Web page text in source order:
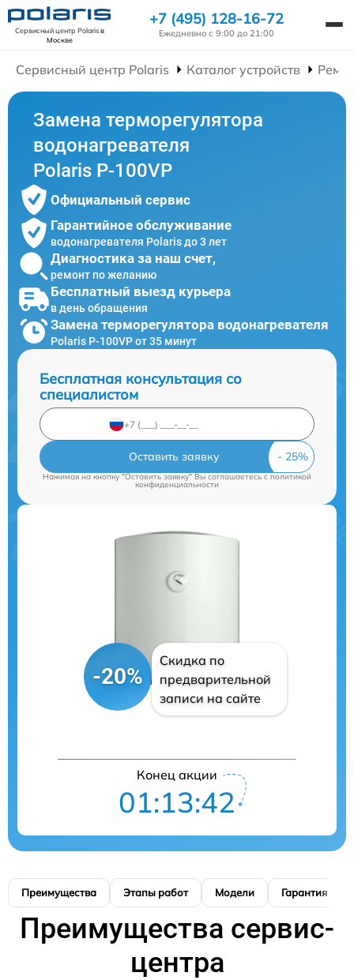
Сервисный центр Polarisв
Москве
+7 (495) 128-16-72
Ежедневно с 9:00 до 21:00
Сервисный центр Polaris Каталог устройств
Замена терморегулятора
водонагревателя
Polaris P-100VP
Официальный сервис
Гарантийное обслуживание
водонагревателя Polaris до 3 лет
Диагностика за наш счет,
ремонт по желанию
Бесплатный выезд курьера
в день обращения
Замена терморегулятора водонагревателя
Polaris P-100VP от 35 минут
Бесплатная консультация со
специалистом
Оставить заявку
Нажимая на кнопку "Оставить заявку" Вы соглашаетесь cполитикой
конфиденциальности
-20%
Скидка по
предварительной
записи на сайте
Конец акции
01:13:41
Преимущества Этапы работ Модели Гарантия
Преимущества сервис-
центра